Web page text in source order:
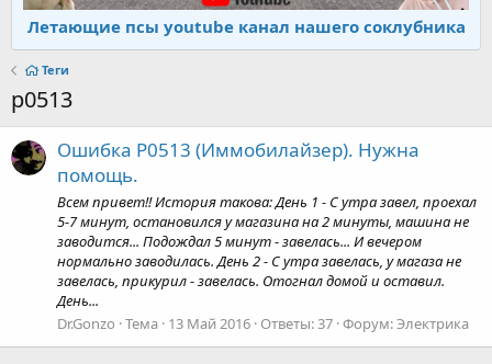
Летающие псы youtube канал нашего соклубника
Теги
p0513
Ошибка P0513 (Иммобилайзер). Нужна
помощь.
Всем привет!! История такова: День 1 - С утра завел, проехал
5-7 минут, остановился у магазина на 2 минуты, машина не
заводится... Подождал 5 минут - завелась... И вечером
нормально заводилась. День 2 - С утра завелась, у магаза не
завелась, прикурил - завелась. Отогнал домой и оставил.
День...
Dr.Gonzo Тема 13 Май 2016 Ответы: 37 Форум:Электрика